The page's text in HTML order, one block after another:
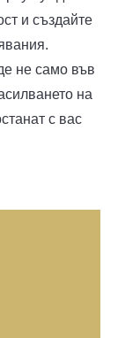
и създайте
не само във
на
с вас